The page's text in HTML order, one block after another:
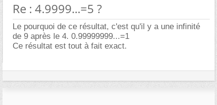
Re : 4.9999...=5 ?
Le pourquoi de ce résultat, c'est qu'il y a une infinité
de 9 après le 4. 0.99999999...=1
Ce résultat est tout à fait exact.